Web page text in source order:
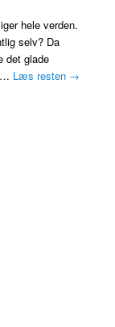
hele verden.
selv? Da
det glade
… Læs resten →